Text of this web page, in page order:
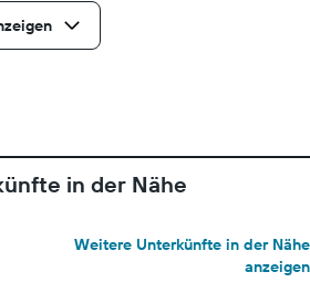
in der Nähe
Weitere Unterkünfte in der Nähe
anzeigen